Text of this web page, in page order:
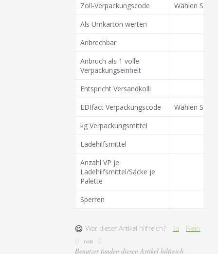
Zoll-Verpackungscode
Wählen Sie
Als Umkarton werten
Anbrechbar
Anbruch als 1 volle
Verpackungseinheit
Entspricht Versandkolli
EDIfact Verpackungscode
Wählen Sie
kg Verpackungsmittel
Ladehilfsmittel
Anzahl VP je
Ladehilfsmittel/Säcke je
Palette
Sperren
War dieser Artikel hilfreich? Ja
Nein
0
von 0
Benutzer fanden diesen Artikel hilfreich